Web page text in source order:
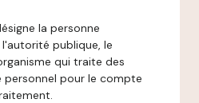
la personne
publique, le
qui traite des
personnel pour le compte